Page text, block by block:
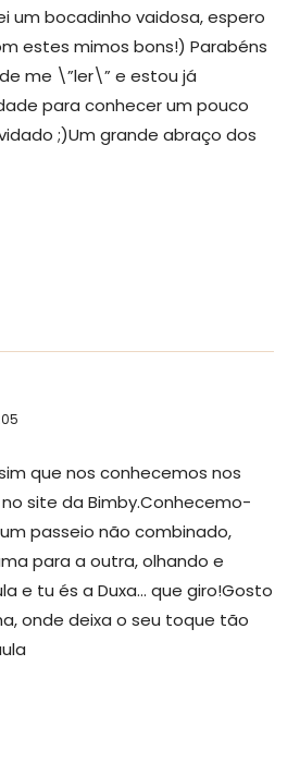
um bocadinho vaidosa, espero
estes mimos bons!) Parabéns
me \”ler\” e estou já
para conhecer um pouco
;)Um grande abraço dos
que nos conhecemos nos
site da Bimby.Conhecemo-
passeio não combinado,
para a outra, olhando e
e tu és a Duxa… que giro!Gosto
onde deixa o seu toque tão